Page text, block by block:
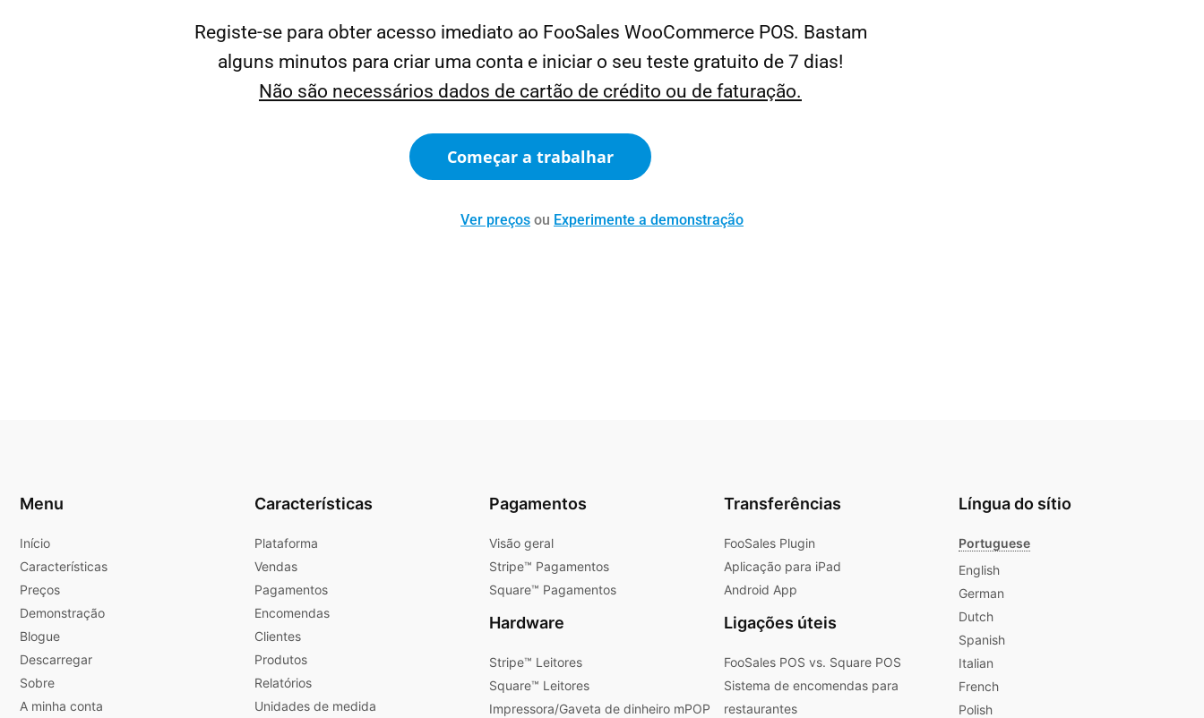
Registe-se para obter acesso imediato ao FooSales WooCommerce POS. Bastam
alguns minutos para criar uma conta e iniciar o seu teste gratuito de 7 dias!
Não são necessários dados de cartão de crédito ou de faturação.
Começar a trabalhar
Ver preços ou Experimente a demonstração
Menu
Início
Características
Preços
Demonstração
Blogue
Descarregar
Sobre
A minha conta
Características
Plataforma
Vendas
Pagamentos
Encomendas
Clientes
Produtos
Relatórios
Unidades de medida
Pagamentos
Visão geral
Stripe™ Pagamentos
Square™ Pagamentos
Hardware
Stripe™ Leitores
Square™ Leitores
Impressora/Gaveta de dinheiro mPOP
Transferências
FooSales Plugin
Aplicação para iPad
Android App
Ligações úteis
FooSales POS vs. Square POS
Sistema de encomendas para
restaurantes
Língua do sítio
Portuguese
English
German
Dutch
Spanish
Italian
French
Polish